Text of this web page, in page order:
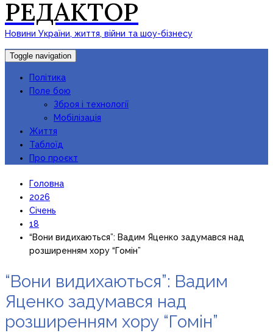
РЕДАКТОР
Новини України, життя, війни та шоу-бізнесу
Toggle navigation
Політика
Поле бою
Зброя і технології
Мобілізація
Життя
Таблоїд
Про проєкт
Головна
2026
Січень
18
“Вони видихаються”: Вадим Яценко задумався над
розширенням хору “Гомін”
“Вони видихаються”: Вадим
Яценко задумався над
розширенням хору “Гомін”